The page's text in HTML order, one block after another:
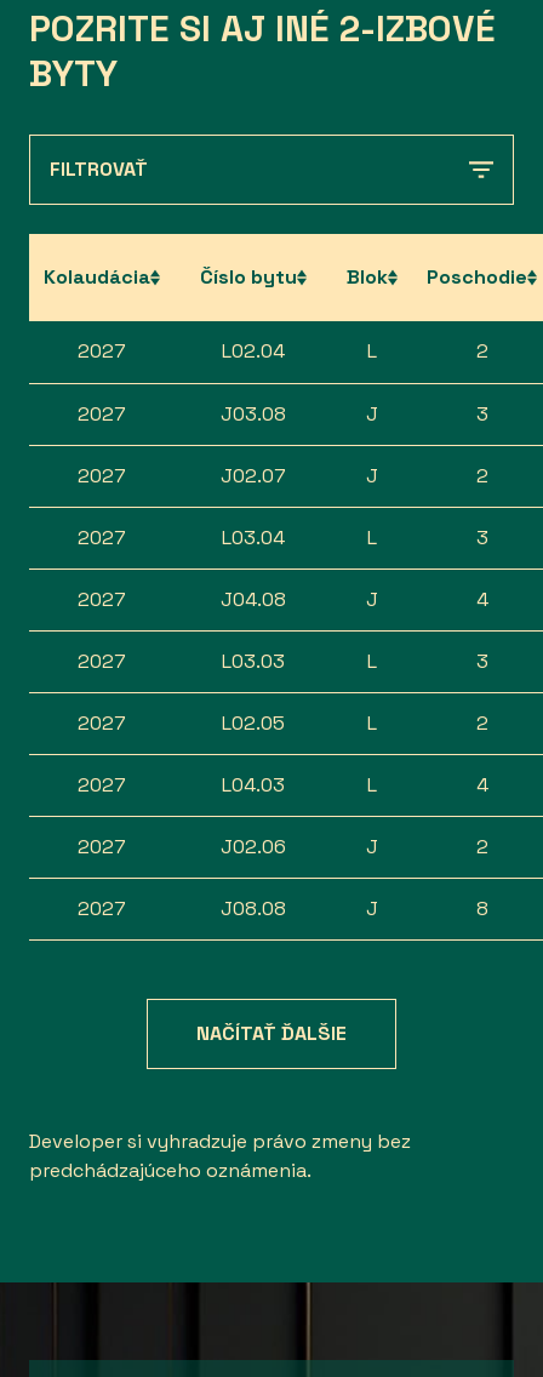
POZRITE SI AJ INÉ 2-IZBOVÉ
BYTY
FILTROVAŤ
Kolaudácia Číslo bytu Blok Poschodie
2027 L02.04 L 2
2027 J03.08 J 3
2027 J02.07 J 2
2027 L03.04 L 3
2027 J04.08 J 4
2027 L03.03 L 3
2027 L02.05 L 2
2027 L04.03 L 4
2027 J02.06 J 2
2027 J08.08 J 8
NAČÍTAŤ ĎALŠIE
Developer si vyhradzuje právo zmeny bez
predchádzajúceho oznámenia.